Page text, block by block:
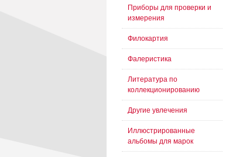
Приборы для проверки и
измерения
Филокартия
Фалеристика
Литература по
коллекционированию
Другие увлечения
Иллюстрированные
альбомы для марок